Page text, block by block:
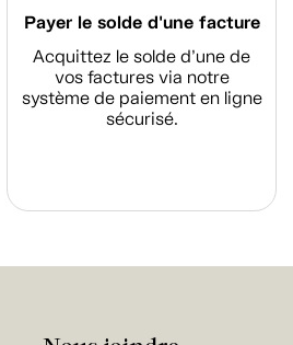
Payer le solde d'une facture
Acquittez le solde d’une de
vos factures via notre
système de paiement en ligne
sécurisé.